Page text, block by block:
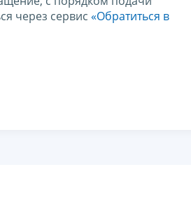
через сервис «Обратиться в